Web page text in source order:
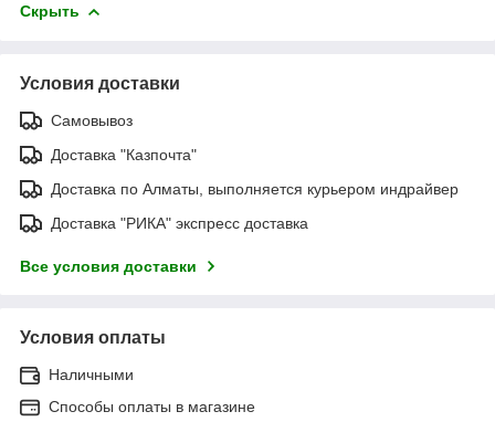
Скрыть
Условия доставки
Самовывоз
Доставка "Казпочта"
Доставка по Алматы, выполняется курьером индрайвер
Доставка "РИКА" экспресс доставка
Все условия доставки
Условия оплаты
Наличными
Способы оплаты в магазине